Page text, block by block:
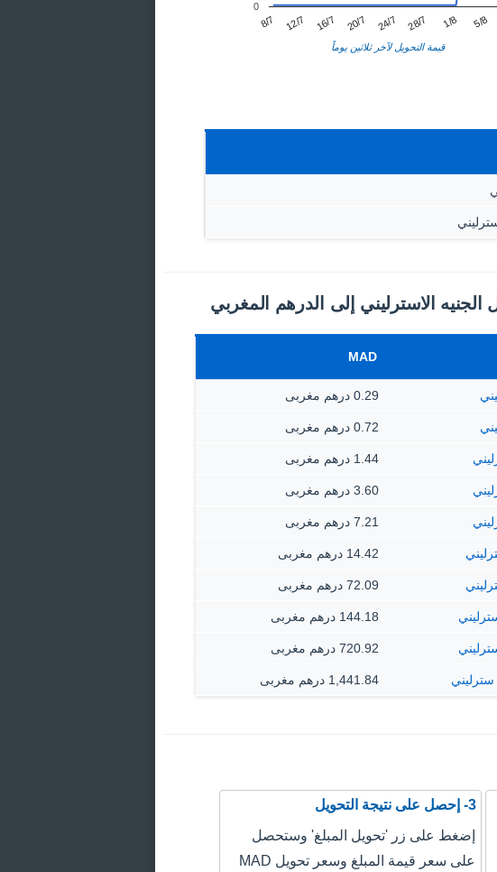
8/7 12/7 16/7 20/7 24/7 28/7 1/8 5/8
0
قيمة التحويل لآخر ثلاثين يوماً
الجنيه الاسترليني إلى الدرهم المغربي
MAD
0.29 درهم مغربى
0.72 درهم مغربى
1.44 درهم مغربى
3.60 درهم مغربى
7.21 درهم مغربى
14.42 درهم مغربى
72.09 درهم مغربى
144.18 درهم مغربى
720.92 درهم مغربى
1,441.84 درهم مغربى
3- إحصل على نتيجة التحويل
إضغط على زر 'تحويل المبلغ' وستحصل
على سعر قيمة المبلغ وسعر تحويل MAD